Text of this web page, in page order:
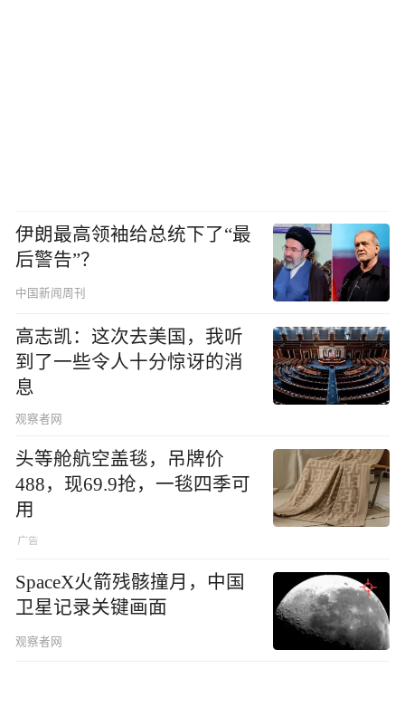
伊朗最高领袖给总统下了“最
后警告”？
中国新闻周刊
高志凯：这次去美国，我听
到了一些令人十分惊讶的消
息
观察者网
头等舱航空盖毯，吊牌价
488，现69.9抢，一毯四季可
用
SpaceX火箭残骸撞月，中国
卫星记录关键画面
观察者网